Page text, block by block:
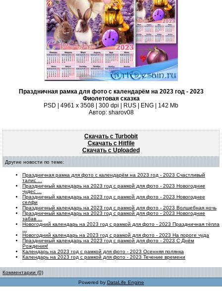
Праздничная рамка для фото с календарём на 2023 год - 2023
Фиолетовая сказка
PSD | 4961 х 3508 | 300 dpi | RUS | ENG | 142 Mb
Автор: sharov08
Скачать с Turbobit
Скачать с Hitfile
Скачать с Uploaded
Другие новости по теме:
Праздничная рамка для фото с календарём на 2023 год - 2023 Счастливый
талис ...
Праздничный календарь на 2023 год с рамкой для фото - 2023 Новогодние
чудес ...
Праздничный календарь на 2023 год с рамкой для фото - 2023 Новогоднее
селфи
Праздничный календарь на 2023 год с рамкой для фото - 2023 Волшебная ночь
Праздничный календарь на 2023 год с рамкой для фото - 2023 Новогодние
забав ...
Новогодний календарь на 2023 год с рамкой для фото - 2023 Праздничная тёпла
Новогодний календарь на 2023 год с рамкой для фото - 2023 На пороге чуда
Праздничный календарь на 2023 год с рамкой для фото - 2023 С Днём
Рождения!
Календарь на 2023 год с рамкой для фото - 2023 Осенняя полянка
Календарь на 2023 год с рамкой для фото - 2023 Течение времени
Комментарии (0)
Powered by DataLife Engine